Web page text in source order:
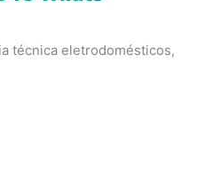
técnica eletrodomésticos,